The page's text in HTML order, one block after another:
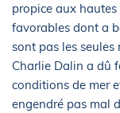
propice aux
favorables dont a
sont pas les seules
Charlie Dalin a dû
conditions de mer
engendré pas mal